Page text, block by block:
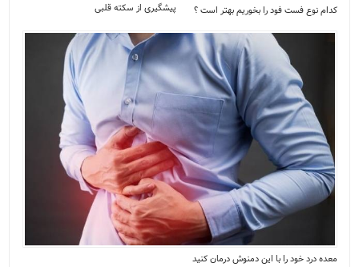
کدام نوع فست فود را بخوریم بهتر است ؟ پیشگیری از سکته قلبی
معده درد خود را با این دمنوش درمان کنید